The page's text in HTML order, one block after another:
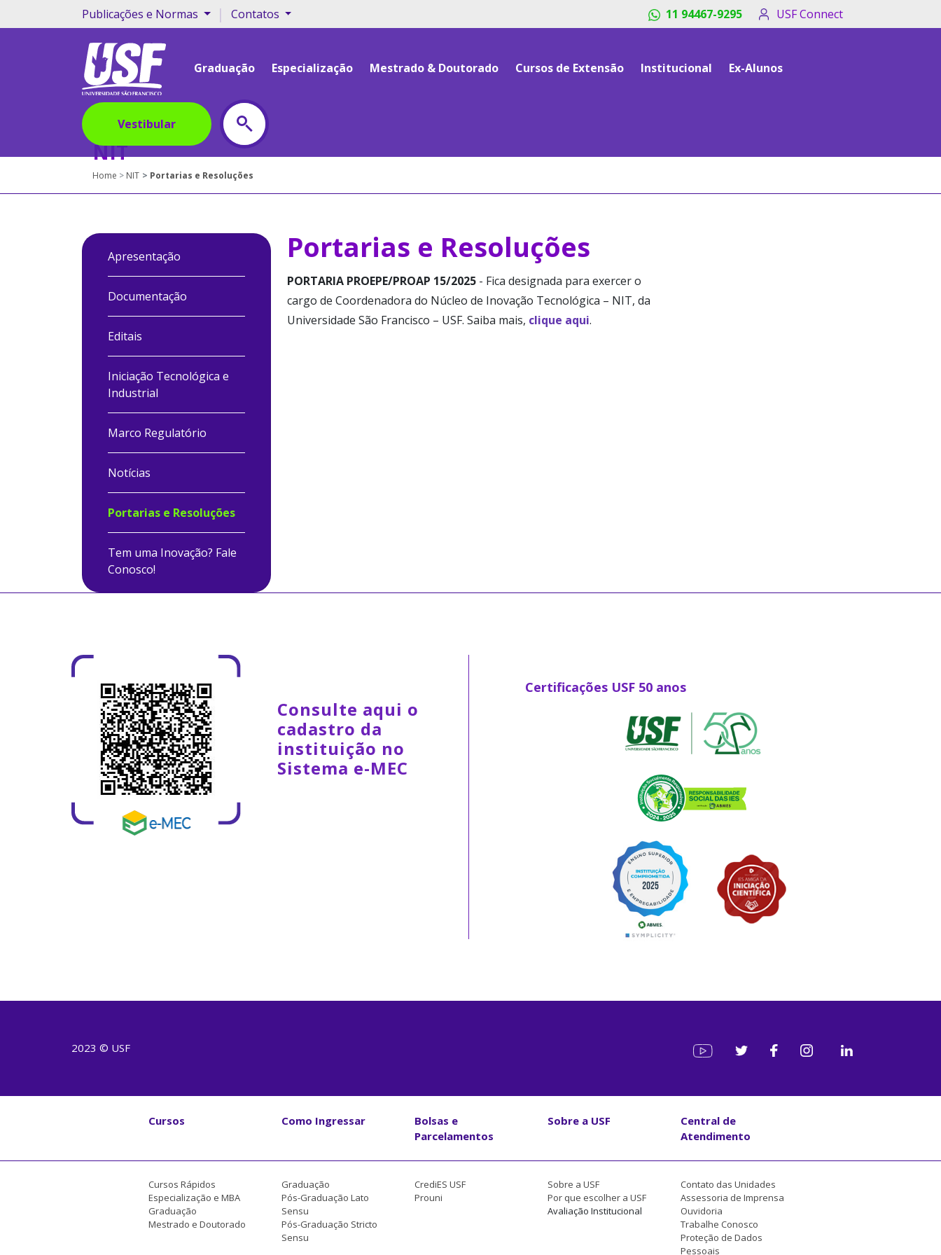
Publicações e Normas | Contatos 11 94467-9295 USF Connect
Graduação Especialização Mestrado & Doutorado Cursos de Extensão Institucional Ex-Alunos
Vestibular
NIT
Home NIT Portarias e Resoluções
Apresentação
Documentação
Editais
Iniciação Tecnológica e
Industrial
Marco Regulatório
Notícias
Portarias e Resoluções
Tem uma Inovação? Fale
Conosco!
Portarias e Resoluções
PORTARIA PROEPE/PROAP 15/2025- Fica designada para exercer o
cargo de Coordenadora do Núcleo de Inovação Tecnológica – NIT, da
Universidade São Francisco – USF. Saiba mais, clique aqui.
Consulte aqui o
cadastro da
instituição no
Sistema e-MEC
Certificações USF 50 anos
2023 © USF
Cursos Como Ingressar
Bolsas e
Parcelamentos
Sobre a USF
Central de
Atendimento
Cursos Rápidos
Especialização e MBA
Graduação
Mestrado e Doutorado
Graduação
Pós-Graduação Lato
Sensu
Pós-Graduação Stricto
Sensu
CrediES USF
Prouni
Sobre a USF
Por que escolher a USF
Avaliação Institucional
Contato das Unidades
Assessoria de Imprensa
Ouvidoria
Trabalhe Conosco
Proteção de Dados
Pessoais